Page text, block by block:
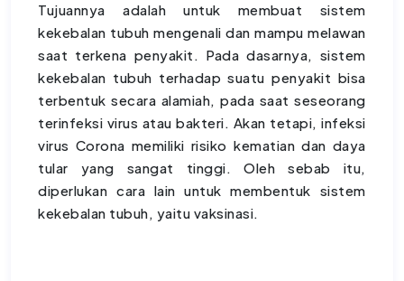
Tujuannya adalah untuk membuat sistem
kekebalan tubuh mengenali dan mampu melawan
saat terkena penyakit. Pada dasarnya, sistem
kekebalan tubuh terhadap suatu penyakit bisa
terbentuk secara alamiah, pada saat seseorang
terinfeksi virus atau bakteri. Akan tetapi, infeksi
virus Corona memiliki risiko kematian dan daya
tular yang sangat tinggi. Oleh sebab itu,
diperlukan cara lain untuk membentuk sistem
kekebalan tubuh, yaitu vaksinasi.